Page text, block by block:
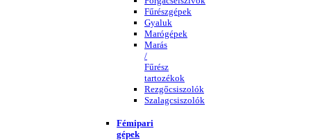
Fűrészgépek
Gyaluk
Marógépek
Marás
/
Fűrész
tartozékok
Rezgőcsiszolók
Szalagcsiszolók
Fémipari
gépek